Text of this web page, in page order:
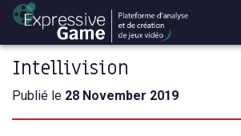
i
Intellivision
Publié le 28 November 2019